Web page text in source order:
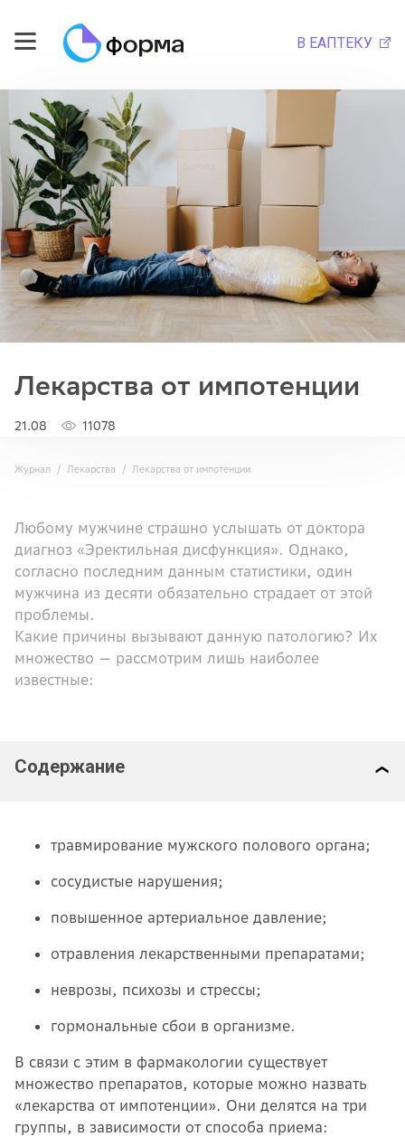
В ЕАПТЕКУ
Лекарства от импотенции
21.08 11078
Журнал Лекарства Лекарства от импотенции
Любому мужчине страшно услышать от доктора
диагноз «Эректильная дисфункция». Однако,
согласно последним данным статистики, один
мужчина из десяти обязательно страдает от этой
проблемы.
Какие причины вызывают данную патологию? Их
множество — рассмотрим лишь наиболее
известные:
Содержание
травмирование мужского полового органа;
сосудистые нарушения;
повышенное артериальное давление;
отравления лекарственными препаратами;
неврозы, психозы и стрессы;
гормональные сбои в организме.
В связи с этим в фармакологии существует
множество препаратов, которые можно назвать
«лекарства от импотенции». Они делятся на три
группы, в зависимости от способа приема: